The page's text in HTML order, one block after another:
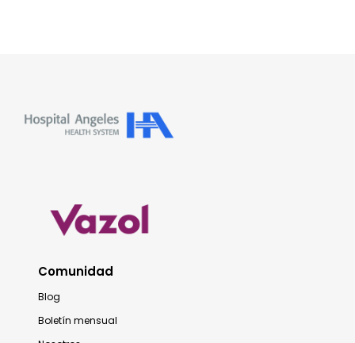
Comunidad
Blog
Boletín mensual